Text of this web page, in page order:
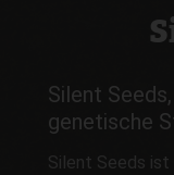
Silent
genetische
Silent Seeds ist